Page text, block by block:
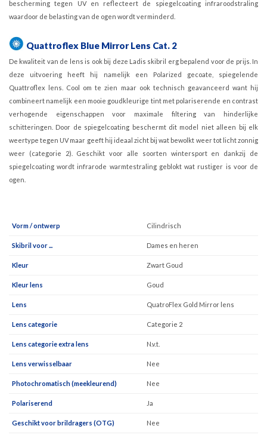
bescherming tegen UV en reflecteert de spiegelcoating infraroodstraling
waardoor de belasting van de ogen wordt verminderd.
Quattroflex Blue Mirror Lens Cat. 2
De kwaliteit van de lens is ook bij deze Ladis skibril erg bepalend voor de prijs. In
deze uitvoering heeft hij namelijk een Polarized gecoate, spiegelende
Quattroflex lens. Cool om te zien maar ook technisch geavanceerd want hij
combineert namelijk een mooie goudkleurige tint met polariserende en contrast
verhogende eigenschappen voor maximale filtering van hinderlijke
schitteringen. Door de spiegelcoating beschermt dit model niet alleen bij elk
weertype tegen UV maar geeft hij ideaal zicht bij wat bewolkt weer tot licht zonnig
weer (categorie 2). Geschikt voor alle soorten wintersport en dankzij de
spiegelcoating wordt infrarode warmtestraling geblokt wat rustiger is voor de
ogen.
Vorm / ontwerp Cilindrisch
Skibril voor ... Dames en heren
Kleur Zwart Goud
Kleur lens Goud
Lens QuatroFlex Gold Mirror lens
Lens categorie Categorie 2
Lens categorie extra lens N.v.t.
Lens verwisselbaar Nee
Photochromatisch (meekleurend) Nee
Polariserend Ja
Geschikt voor brildragers (OTG) Nee